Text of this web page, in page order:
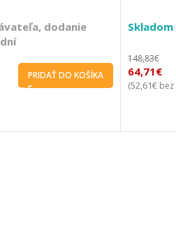
dodanie
PRIDAŤ DO KOŠÍKA
148,83€
64,71€
(52,61€ bez